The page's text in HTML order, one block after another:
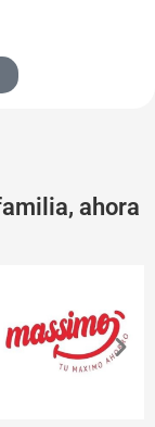
ahora